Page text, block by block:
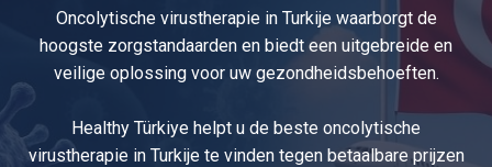
Oncolytische virustherapie in Turkije waarborgt de
hoogste zorgstandaarden en biedt een uitgebreide en
veilige oplossing voor uw gezondheidsbehoeften.
Healthy Türkiye helpt u de beste oncolytische
virustherapie in Turkije te vinden tegen betaalbare prijzen